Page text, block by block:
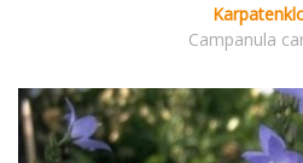
Campanula